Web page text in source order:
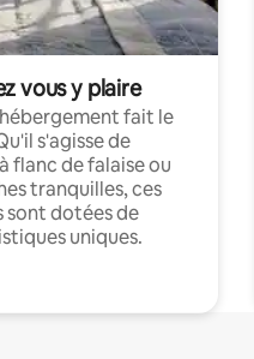
vous y plaire
fait le
s'agisse de
flanc de falaise ou
tranquilles, ces
sont dotées de
uniques.